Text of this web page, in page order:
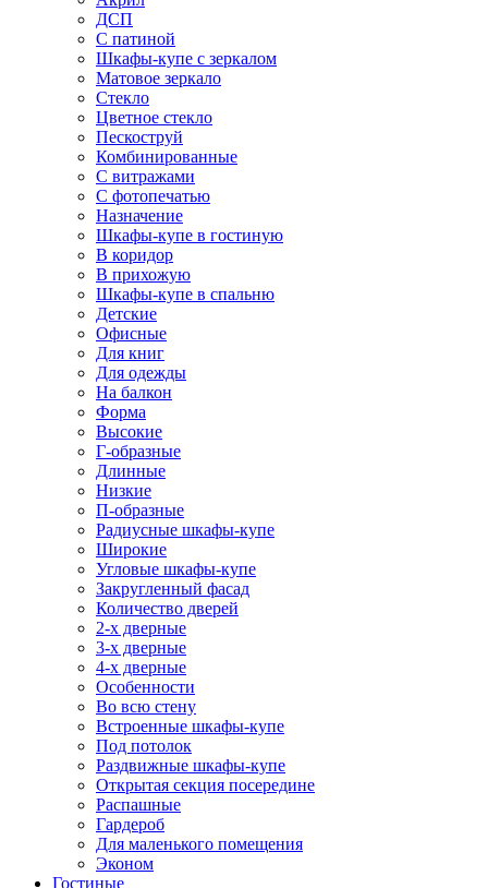
ДСП
С патиной
Шкафы-купе с зеркалом
Матовое зеркало
Стекло
Цветное стекло
Пескоструй
Комбинированные
С витражами
С фотопечатью
Назначение
Шкафы-купе в гостиную
В коридор
В прихожую
Шкафы-купе в спальню
Детские
Офисные
Для книг
Для одежды
На балкон
Форма
Высокие
Г-образные
Длинные
Низкие
П-образные
Радиусные шкафы-купе
Широкие
Угловые шкафы-купе
Закругленный фасад
Количество дверей
2-х дверные
3-х дверные
4-х дверные
Особенности
Во всю стену
Встроенные шкафы-купе
Под потолок
Раздвижные шкафы-купе
Открытая секция посередине
Распашные
Гардероб
Для маленького помещения
Эконом
Гостиные